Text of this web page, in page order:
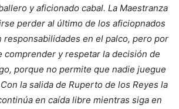
y aficionado cabal. La Maestranza
perder al último de los aficiopnados
responsabilidades en el palco, pero por
comprender y respetar la decisión de
porque no permite que nadie juegue
la salida de Ruperto de los Reyes la
en caída libre mientras siga en